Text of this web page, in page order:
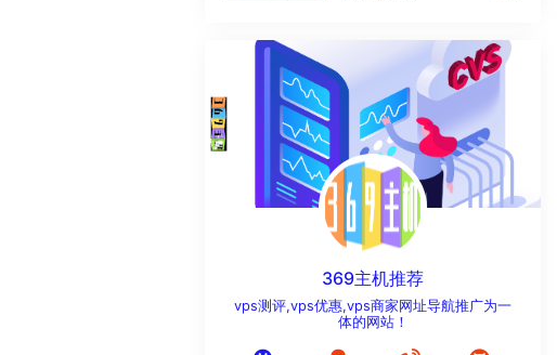
369主机推荐
vps测评,vps优惠,vps商家网址导航推广为一
体的网站！